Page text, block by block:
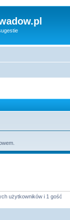
użytkowników i 1 gość